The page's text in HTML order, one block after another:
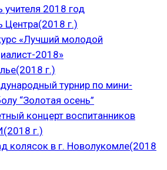
учителя 2018 год
Центра(2018 г.)
«Лучший молодой
2018»
г.)
турнир по мини-
“Золотая осень”
концерт воспитанников
г.)
колясок в г. Новолукомле(2018